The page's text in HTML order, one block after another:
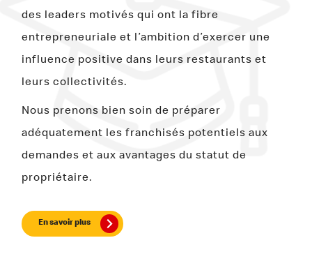
des leaders motivés qui ont la fibre
entrepreneuriale et l’ambition d’exercer une
influence positive dans leurs restaurants et
leurs collectivités.
Nous prenons bien soin de préparer
adéquatement les franchisés potentiels aux
demandes et aux avantages du statut de
propriétaire.
En savoir plus